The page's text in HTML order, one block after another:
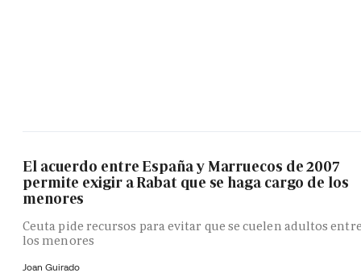
El acuerdo entre España y Marruecos de 2007
permite exigir a Rabat que se haga cargo de los
menores
Ceuta pide recursos para evitar que se cuelen adultos
los menores
Joan Guirado